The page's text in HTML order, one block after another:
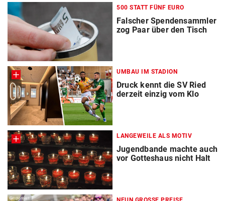
500 STATT FÜNF EURO
Falscher Spendensammler
zog Paar über den Tisch
UMBAU IM STADION
Druck kennt die SV Ried
derzeit einzig vom Klo
LANGEWEILE ALS MOTIV
Jugendbande machte auch
vor Gotteshaus nicht Halt
Gesponsert